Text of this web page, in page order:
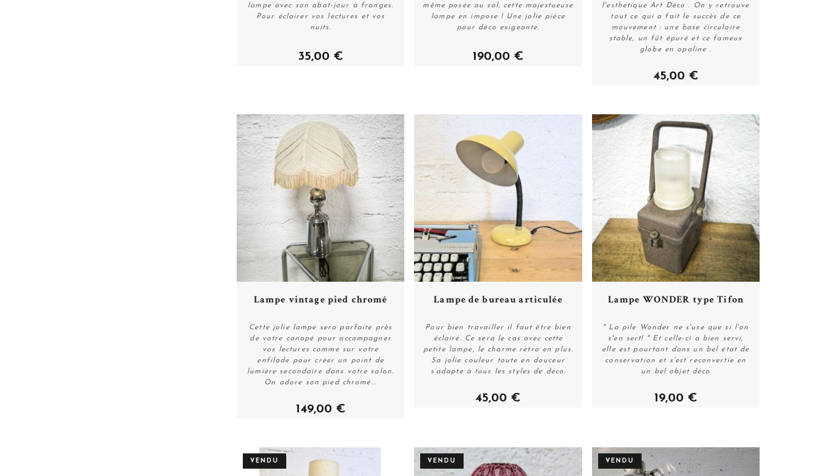
Acheter
lampe avec son abat-jour à franges.
Pour éclairer vos lectures et vos
nuits.
35,00 €
Acheter
même posée au sol, cette majestueuse
lampe en impose ! Une jolie pièce
pour déco exigeante.
190,00 €
Acheter
l'esthétique Art Déco . On y retrouve
tout ce qui a fait le succès de ce
mouvement : une base circulaire
stable, un fût épuré et ce fameux
globe en opaline .
45,00 €
Acheter
Lampe vintage pied chromé
Cette jolie lampe sera parfaite près
de votre canapé pour accompagner
vos lectures comme sur votre
enfilade pour créer un point de
lumière secondaire dans votre salon.
On adore son pied chromé...
149,00 €
Acheter
Lampe de bureau articulée
Pour bien travailler il faut être bien
éclairé. Ce sera le cas avec cette
petite lampe, le charme rétro en plus.
Sa jolie couleur toute en douceur
s’adapte à tous les styles de déco.
45,00 €
Acheter
Lampe WONDER type Tifon
" La pile Wonder ne s'use que si l'on
s'en sert! " Et celle-ci a bien servi,
elle est pourtant dans un bel état de
conservation et s'est reconvertie en
un bel objet déco
19,00 €
VENDU VENDU VENDU